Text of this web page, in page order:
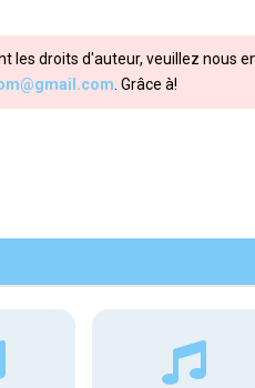
les droits d'auteur, veuillez nous
. Grâce à!